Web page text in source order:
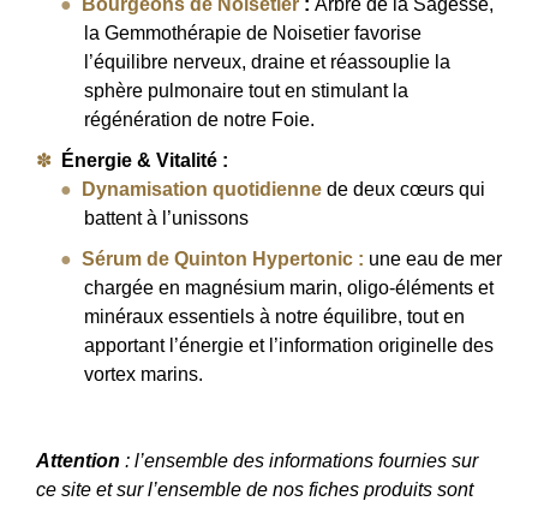
Bourgeons de Noisetier : Arbre de la Sagesse,
la Gemmothérapie de Noisetier favorise
l’équilibre nerveux, draine et réassouplie la
sphère pulmonaire tout en stimulant la
régénération de notre Foie.
Énergie & Vitalité :
Dynamisation quotidienne de deux cœurs qui
battent à l’unissons
Sérum de Quinton Hypertonic : une eau de mer
chargée en magnésium marin, oligo-éléments et
minéraux essentiels à notre équilibre, tout en
apportant l’énergie et l’information originelle des
vortex marins.
Attention : l’ensemble des informations fournies sur
ce site et sur l’ensemble de nos fiches produits sont